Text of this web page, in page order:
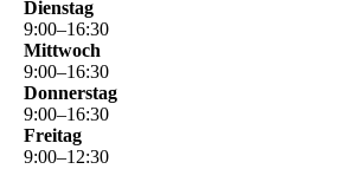
Dienstag
9:00–16:30
Mittwoch
9:00–16:30
Donnerstag
9:00–16:30
Freitag
9:00–12:30